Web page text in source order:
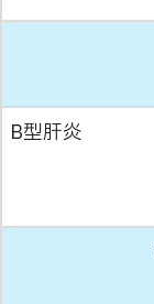
B型肝炎